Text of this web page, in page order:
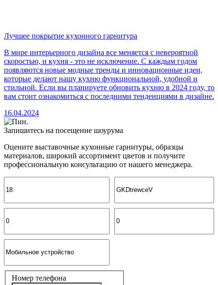
Лучшее покрытие кухонного гарнитура
В мире интерьерного дизайна все меняется с невероятной
скоростью, и кухня - это не исключение. С каждым годом
появляются новые модные тренды и инновационные идеи,
которые делают нашу кухню функциональной, удобной и
стильной. Если вы планируете обновить кухню в 2024 году, то
вам стоит ознакомиться с последними тенденциями в дизайне.
16.04.2024
Запишитесь на посещение шоурума
Оцените выставочные кухонные гарнитуры, образцы
материалов, широкий ассортимент цветов и получите
профессиональную консультацию от нашего менеджера.
Номер телефона